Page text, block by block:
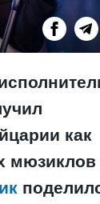
как
мюзиклов